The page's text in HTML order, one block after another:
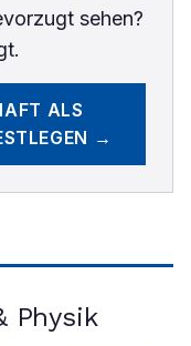
sehen?
ALS
→
Physik